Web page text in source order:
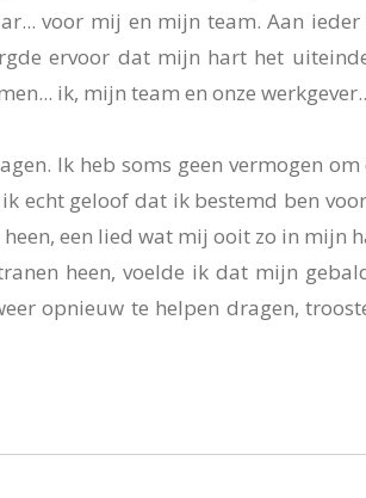
voor mij en mijn team. Aan
ervoor dat mijn hart het
ik, mijn team en onze
Ik heb soms geen vermogen
echt geloof dat ik bestemd ben
een lied wat mij ooit zo in mijn
heen, voelde ik dat mijn
opnieuw te helpen dragen,